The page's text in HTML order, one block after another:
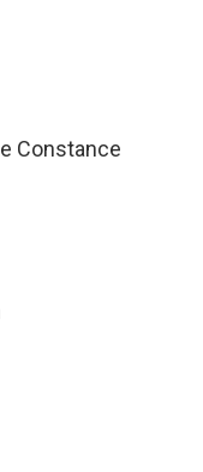
Constance